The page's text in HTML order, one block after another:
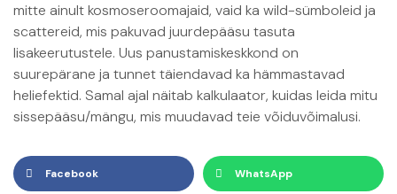
mitte ainult kosmoseroomajaid, vaid ka wild-sümboleid ja
scattereid, mis pakuvad juurdepääsu tasuta
lisakeerutustele. Uus panustamiskeskkond on
suurepärane ja tunnet täiendavad ka hämmastavad
heliefektid. Samal ajal näitab kalkulaator, kuidas leida mitu
sissepääsu/mängu, mis muudavad teie võiduvõimalusi.
Facebook WhatsApp